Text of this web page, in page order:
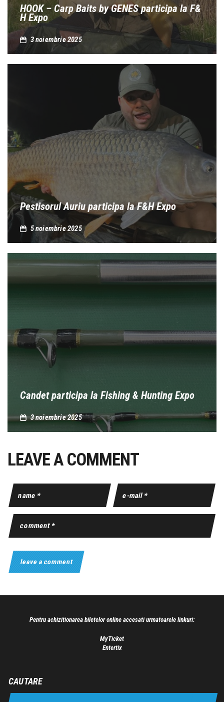
HOOK – Carp Baits by GENES participa la F&
H Expo
3 noiembrie 2025
Pestisorul Auriu participa la F&H Expo
5 noiembrie 2025
Candet participa la Fishing & Hunting Expo
3 noiembrie 2025
LEAVE A COMMENT
Pentru achizitionarea biletelor online accesati urmatoarele linkuri:
MyTicket
Entertix
CAUTARE